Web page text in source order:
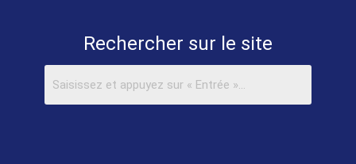
Rechercher sur le site